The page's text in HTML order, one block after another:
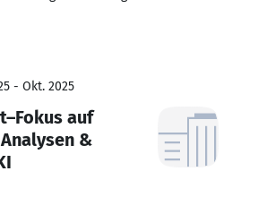
- Okt. 2025
auf
&